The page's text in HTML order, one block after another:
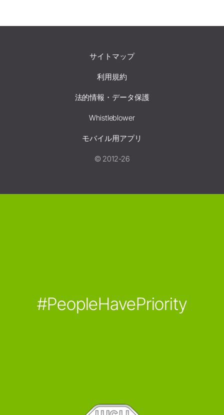
サイトマップ
利用規約
法的情報・データ保護
Whistleblower
モバイル用アプリ
© 2012-26
#PeopleHavePriority